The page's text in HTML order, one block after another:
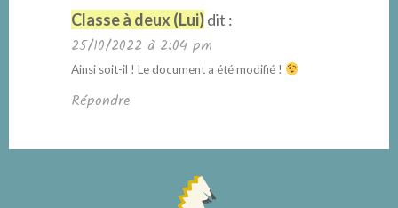
Classe à deux (Lui)dit :
25/10/2022 à 2:04 pm
Ainsi soit-il ! Le document a été modifié !
Répondre